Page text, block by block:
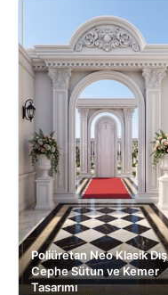
Poliüretan Neo Klasik Dış
Cephe Sütun ve Kemer
Tasarımı